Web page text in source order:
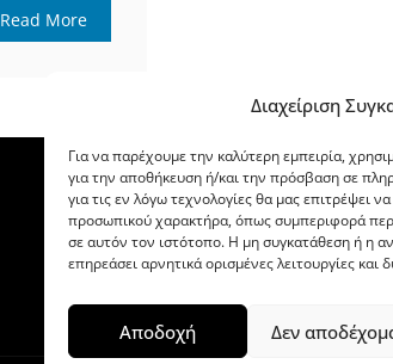
Διαχείριση
Για να παρέχουμε την καλύτερη εμπειρία,
για την αποθήκευση ή/και την πρόσβαση σε
για τις εν λόγω τεχνολογίες θα μας επιτρέψει
προσωπικού χαρακτήρα, όπως συμπεριφορά
σε αυτόν τον ιστότοπο. Η μη συγκατάθεση ή η
επηρεάσει αρνητικά ορισμένες λειτουργίες και
Αποδοχή Δεν
Read More